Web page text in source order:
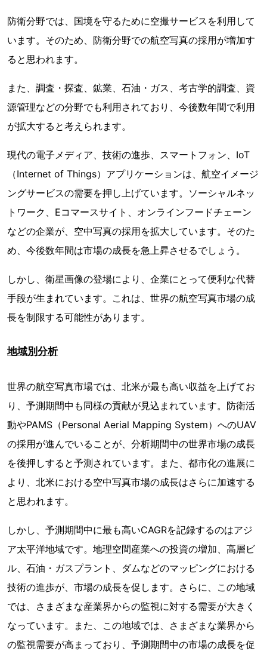
防衛分野では、国境を守るために空撮サービスを利用して
います。そのため、防衛分野での航空写真の採用が増加す
ると思われます。
また、調査・探査、鉱業、石油・ガス、考古学的調査、資
源管理などの分野でも利用されており、今後数年間で利用
が拡大すると考えられます。
現代の電子メディア、技術の進歩、スマートフォン、IoT
（Internet of Things）アプリケーションは、航空イメージ
ングサービスの需要を押し上げています。ソーシャルネッ
トワーク、Eコマースサイト、オンラインフードチェーン
などの企業が、空中写真の採用を拡大しています。そのた
め、今後数年間は市場の成長を急上昇させるでしょう。
しかし、衛星画像の登場により、企業にとって便利な代替
手段が生まれています。これは、世界の航空写真市場の成
長を制限する可能性があります。
地域別分析
世界の航空写真市場では、北米が最も高い収益を上げてお
り、予測期間中も同様の貢献が見込まれています。防衛活
動やPAMS（Personal Aerial Mapping System）へのUAV
の採用が進んでいることが、分析期間中の世界市場の成長
を後押しすると予測されています。また、都市化の進展に
より、北米における空中写真市場の成長はさらに加速する
と思われます。
しかし、予測期間中に最も高いCAGRを記録するのはアジ
ア太平洋地域です。地理空間産業への投資の増加、高層ビ
ル、石油・ガスプラント、ダムなどのマッピングにおける
技術の進歩が、市場の成長を促します。さらに、この地域
では、さまざまな産業界からの監視に対する需要が大きく
なっています。また、この地域では、さまざまな業界から
の監視需要が高まっており、予測期間中の市場の成長を促